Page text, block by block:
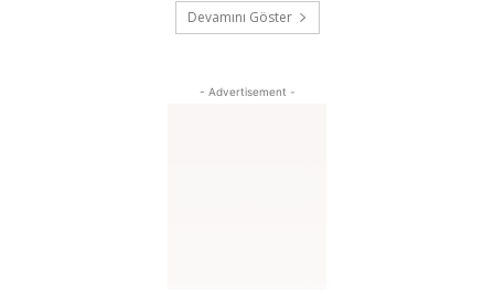
Devamını Göster
- Advertisement -